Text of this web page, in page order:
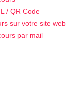
/ QR Code
sur votre site web
par mail